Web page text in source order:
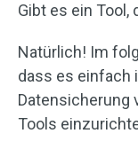
Gibt es ein
Natürlich! Im
dass es einfach
Datensicherung
Tools